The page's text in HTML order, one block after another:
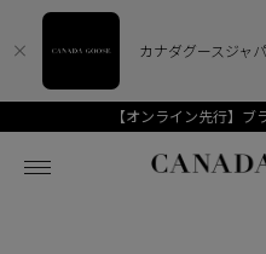
【オンライン先行】ブ
カナダグースジャ